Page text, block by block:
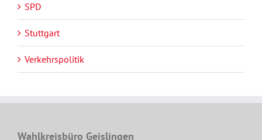
SPD
Stuttgart
Verkehrspolitik
Wahlkreisbüro Geislingen